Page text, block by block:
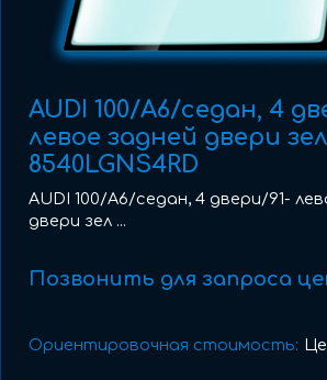
AUDI 100/A6/седан, 4
левое задней двери
8540LGNS4RD
AUDI 100/A6/седан, 4 двери/91-
двери зел ...
Позвонить для запроса
Ориентировочная стоимость: